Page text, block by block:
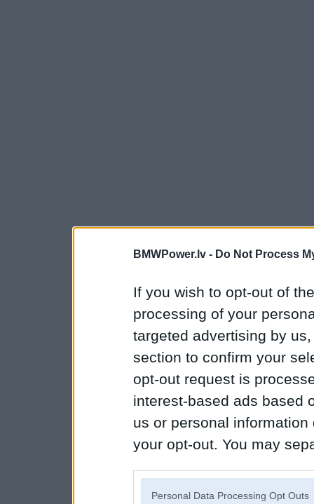
BMWPower.lv - Do Not Process
If you wish to opt-out of
processing of your
targeted advertising by
section to confirm your
opt-out request is
interest-based ads based
us or personal
your opt-out. You may
Personal Data Processing Opt Outs